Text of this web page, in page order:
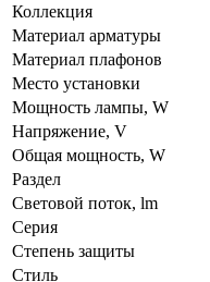
Коллекция
Материал арматуры
Материал плафонов
Место установки
Мощность лампы, W
Напряжение, V
Общая мощность, W
Раздел
Световой поток, lm
Серия
Степень защиты
Стиль